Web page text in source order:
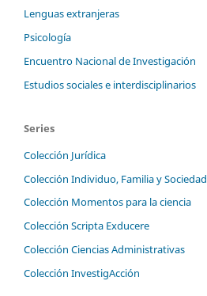
Lenguas extranjeras
Psicología
Encuentro Nacional de Investigación
Estudios sociales e interdisciplinarios
Series
Colección Jurídica
Colección Individuo, Familia y Sociedad
Colección Momentos para la ciencia
Colección Scripta Exducere
Colección Ciencias Administrativas
Colección InvestigAcción